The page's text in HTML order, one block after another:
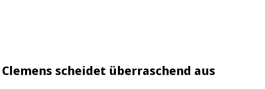
scheidet überraschend aus